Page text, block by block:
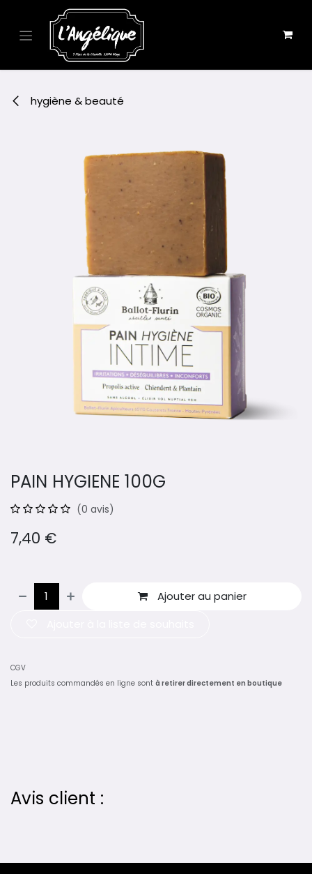
Se rendre au contenu
hygiène & beauté
PAIN HYGIENE 100G
(0 avis)
7,40 €
Ajouter au panier
CGV
Les produits commandés en ligne sont à retirer directement en boutique
Avis client :